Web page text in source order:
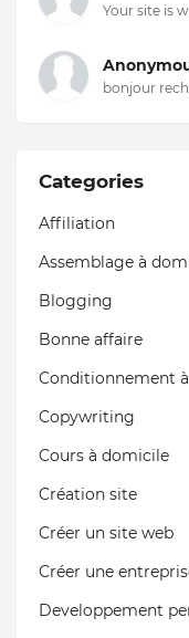
Your site is
bonjour
Categories
Affiliation
Assemblage à
Blogging
Bonne affaire
Conditionnement
Copywriting
Cours à domicile
Création site
Créer un site web
Créer une
Developpement